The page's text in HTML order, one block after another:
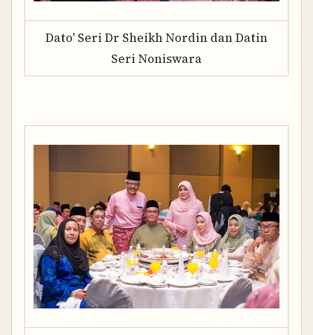
Dato' Seri Dr Sheikh Nordin dan Datin
Seri Noniswara